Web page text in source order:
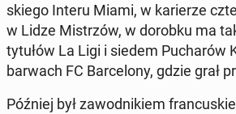
skie­go Interu Miami, w ka­rie­rze
w Lidze Mi­strzów, w dorobku ma
tytułów La Ligi i siedem Pu­cha­rów
barwach FC Bar­ce­lo­ny, gdzie grał
Później był za­wod­ni­kiem